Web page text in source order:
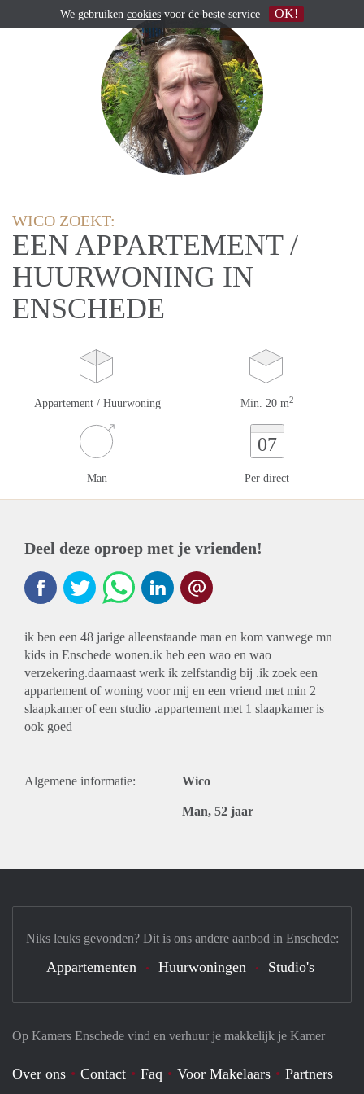
WICO ZOEKT:
EEN APPARTEMENT /
HUURWONING IN
ENSCHEDE
Appartement / Huurwoning Min. 20 m2
Man
07
Per direct
Deel deze oproep met je vrienden!
ik ben een 48 jarige alleenstaande man en kom vanwege mn
kids in Enschede wonen.ik heb een wao en wao
verzekering.daarnaast werk ik zelfstandig bij .ik zoek een
appartement of woning voor mij en een vriend met min 2
slaapkamer of een studio .appartement met 1 slaapkamer is
ook goed
Algemene informatie: Wico
Man, 52 jaar
Op Kamers Enschede vind en verhuur je makkelijk je Kamer
Over ons Contact Faq Voor Makelaars Partners
Niks leuks gevonden? Dit is ons andere aanbod in Enschede:
Appartementen Huurwoningen Studio's
We gebruiken cookies voor de beste service OK!